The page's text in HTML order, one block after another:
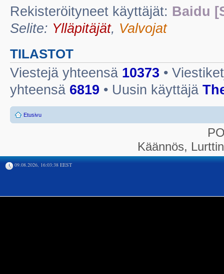
Rekisteröityneet käyttäjät: Baidu
Selite: Ylläpitäjät, Valvojat
TILASTOT
Viestejä yhteensä 10373 •
yhteensä 6819 • Uusin käyttäjä
Etusivu
Käännös,
09.08.2026, 16:03:38 EEST